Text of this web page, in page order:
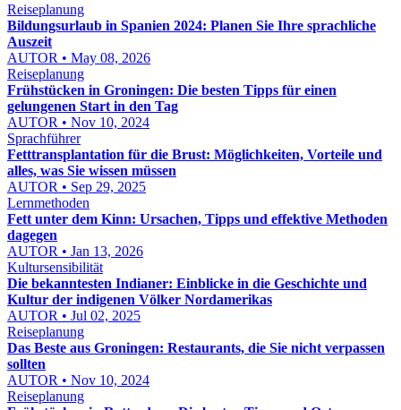
Reiseplanung
Bildungsurlaub in Spanien 2024: Planen Sie Ihre sprachliche
Auszeit
AUTOR • May 08, 2026
Reiseplanung
Frühstücken in Groningen: Die besten Tipps für einen
gelungenen Start in den Tag
AUTOR • Nov 10, 2024
Sprachführer
Fetttransplantation für die Brust: Möglichkeiten, Vorteile und
alles, was Sie wissen müssen
AUTOR • Sep 29, 2025
Lernmethoden
Fett unter dem Kinn: Ursachen, Tipps und effektive Methoden
dagegen
AUTOR • Jan 13, 2026
Kultursensibilität
Die bekanntesten Indianer: Einblicke in die Geschichte und
Kultur der indigenen Völker Nordamerikas
AUTOR • Jul 02, 2025
Reiseplanung
Das Beste aus Groningen: Restaurants, die Sie nicht verpassen
sollten
AUTOR • Nov 10, 2024
Reiseplanung